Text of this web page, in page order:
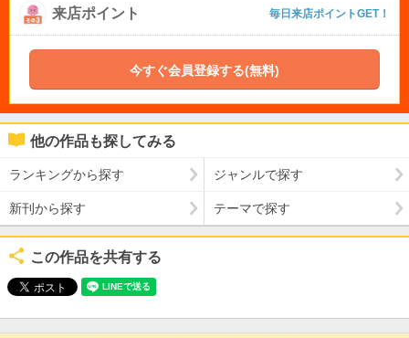
来店ポイント 毎日来店ポイントGET！
今すぐ会員登録する(無料)
他の作品も探してみる
ランキングから探す ジャンルで探す
新刊から探す テーマで探す
この作品を共有する